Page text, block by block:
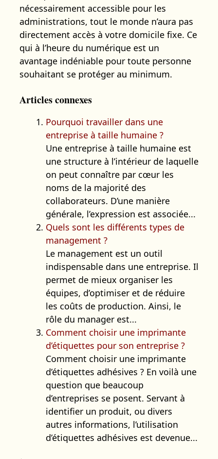
nécessairement accessible pour les
administrations, tout le monde n’aura pas
directement accès à votre domicile fixe. Ce
qui à l’heure du numérique est un
avantage indéniable pour toute personne
souhaitant se protéger au minimum.
Articles connexes
Pourquoi travailler dans une
entreprise à taille humaine ?
Une entreprise à taille humaine est
une structure à l’intérieur de laquelle
on peut connaître par cœur les
noms de la majorité des
collaborateurs. D’une manière
générale, l’expression est associée...
Quels sont les différents types de
management ?
Le management est un outil
indispensable dans une entreprise. Il
permet de mieux organiser les
équipes, d’optimiser et de réduire
les coûts de production. Ainsi, le
rôle du manager est...
Comment choisir une imprimante
d’étiquettes pour son entreprise ?
Comment choisir une imprimante
d’étiquettes adhésives ? En voilà une
question que beaucoup
d’entreprises se posent. Servant à
identifier un produit, ou divers
autres informations, l’utilisation
d’étiquettes adhésives est devenue...